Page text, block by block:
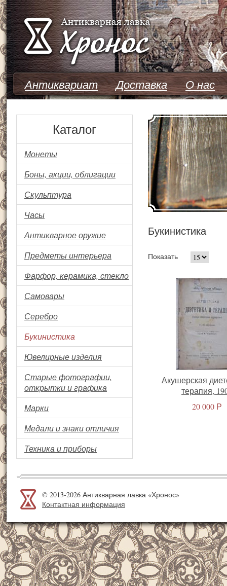
Перейти к основному содержанию
Антиквариат Доставка О нас
Каталог
Монеты
Боны, акции, облигации
Скульптура
Часы
Антикварное оружие
Предметы интерьера
Фарфор, керамика, стекло
Самовары
Серебро
Букинистика
Ювелирные изделия
Старые фотографии,
открытки и графика
Марки
Медали и знаки отличия
Техника и приборы
Букинистика
Показать
Акушерская
терапия,
20 000 Р
© 2013-2026 Антикварная лавка «Хронос»
Контактная информация